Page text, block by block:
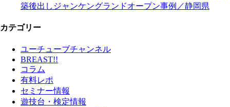
築後出しジャンケングランドオープン事例／静岡県
カテゴリー
ユーチューブチャンネル
BREAST!!
コラム
有料レポ
セミナー情報
遊技台・検定情報